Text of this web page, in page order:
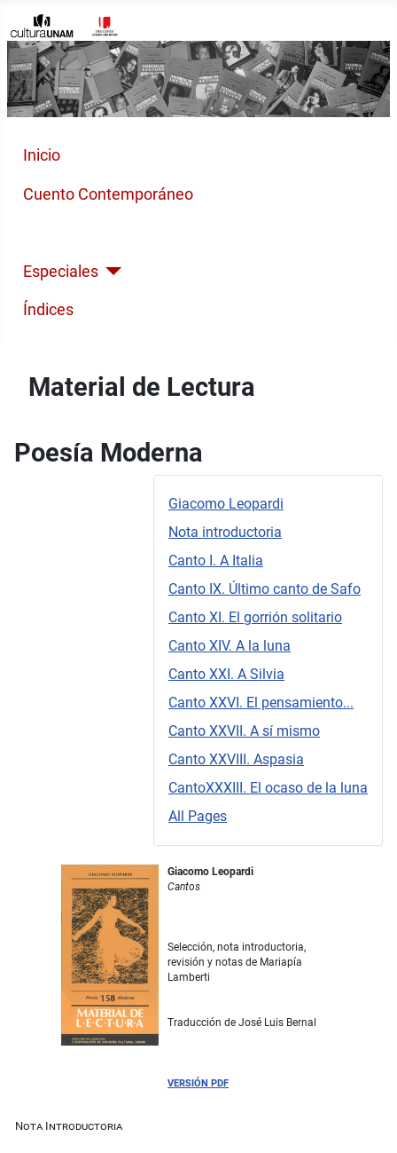
Inicio
Cuento Contemporáneo
Especiales
Índices
Material de Lectura
Poesía Moderna
Giacomo Leopardi
Nota introductoria
Canto I. A Italia
Canto IX. Último canto de Safo
Canto XI. El gorrión solitario
Canto XIV. A la luna
Canto XXI. A Silvia
Canto XXVI. El pensamiento...
Canto XXVII. A sí mismo
Canto XXVIII. Aspasia
CantoXXXIII. El ocaso de la luna
All Pages
Giacomo Leopardi
Cantos
Selección, nota introductoria,
revisión y notas de Mariapía
Lamberti
Traducción de José Luis Bernal
VERSIÓN PDF
Nota Introductoria